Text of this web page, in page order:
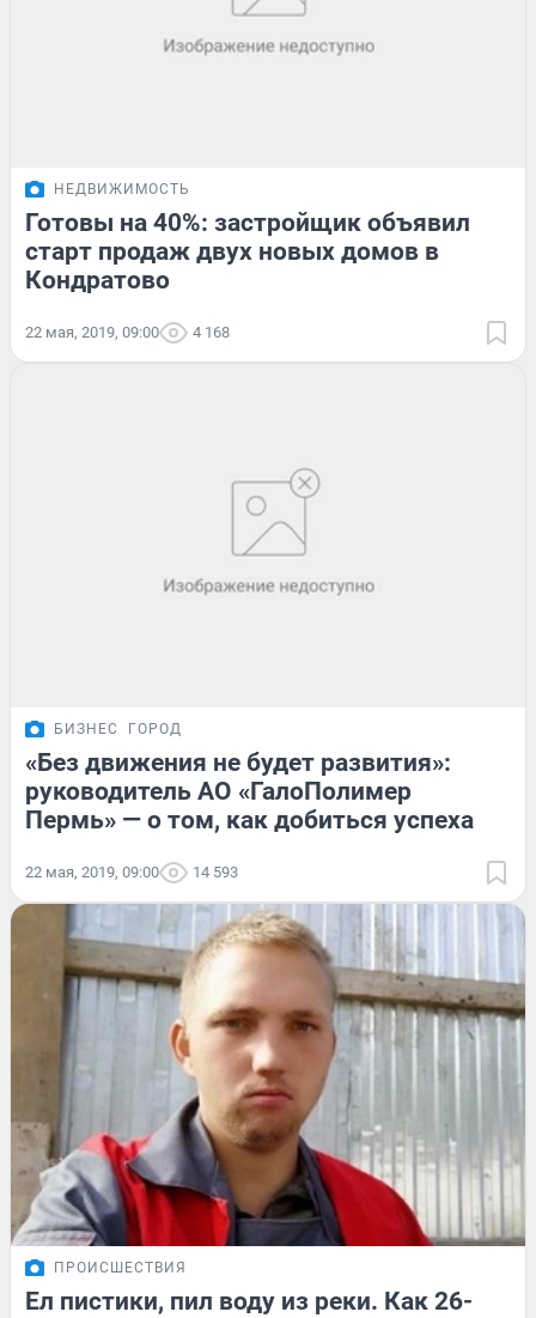
НЕДВИЖИМОСТЬ
Готовы на 40%: застройщик объявил
старт продаж двух новых домов в
Кондратово
22 мая, 2019, 09:00 4 168
БИЗНЕС ГОРОД
«Без движения не будет развития»:
руководитель АО «ГалоПолимер
Пермь» — о том, как добиться успеха
22 мая, 2019, 09:00 14 593
ПРОИСШЕСТВИЯ
Ел пистики, пил воду из реки. Как 26-